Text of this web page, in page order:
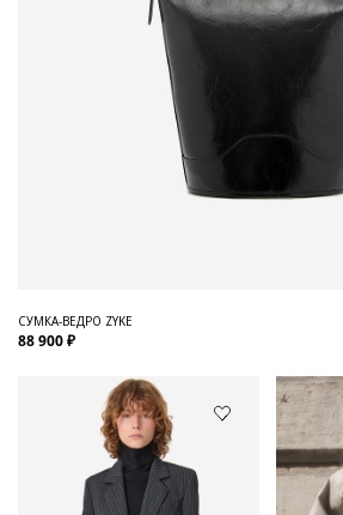
СУМКА-ВЕДРО ZYKE
88 900 ₽